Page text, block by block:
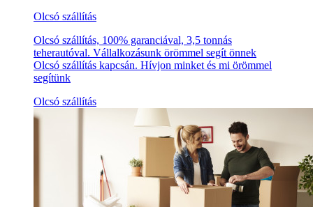
Olcsó szállítás
Olcsó szállítás, 100% garanciával, 3,5 tonnás
teherautóval. Vállalkozásunk örömmel segít önnek
Olcsó szállítás kapcsán. Hívjon minket és mi örömmel
segítünk
Olcsó szállítás